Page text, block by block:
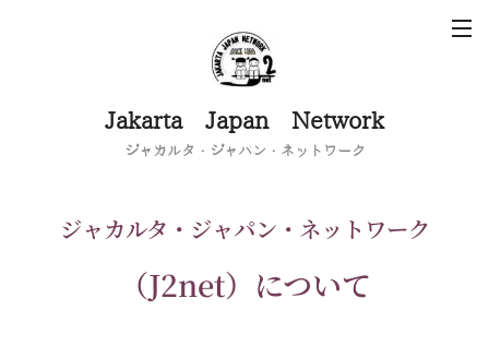
Jakarta Japan Network
ジャカルタ・ジャパン・ネットワーク
ジャカルタ・ジャパン・ネットワーク
（J2net）について